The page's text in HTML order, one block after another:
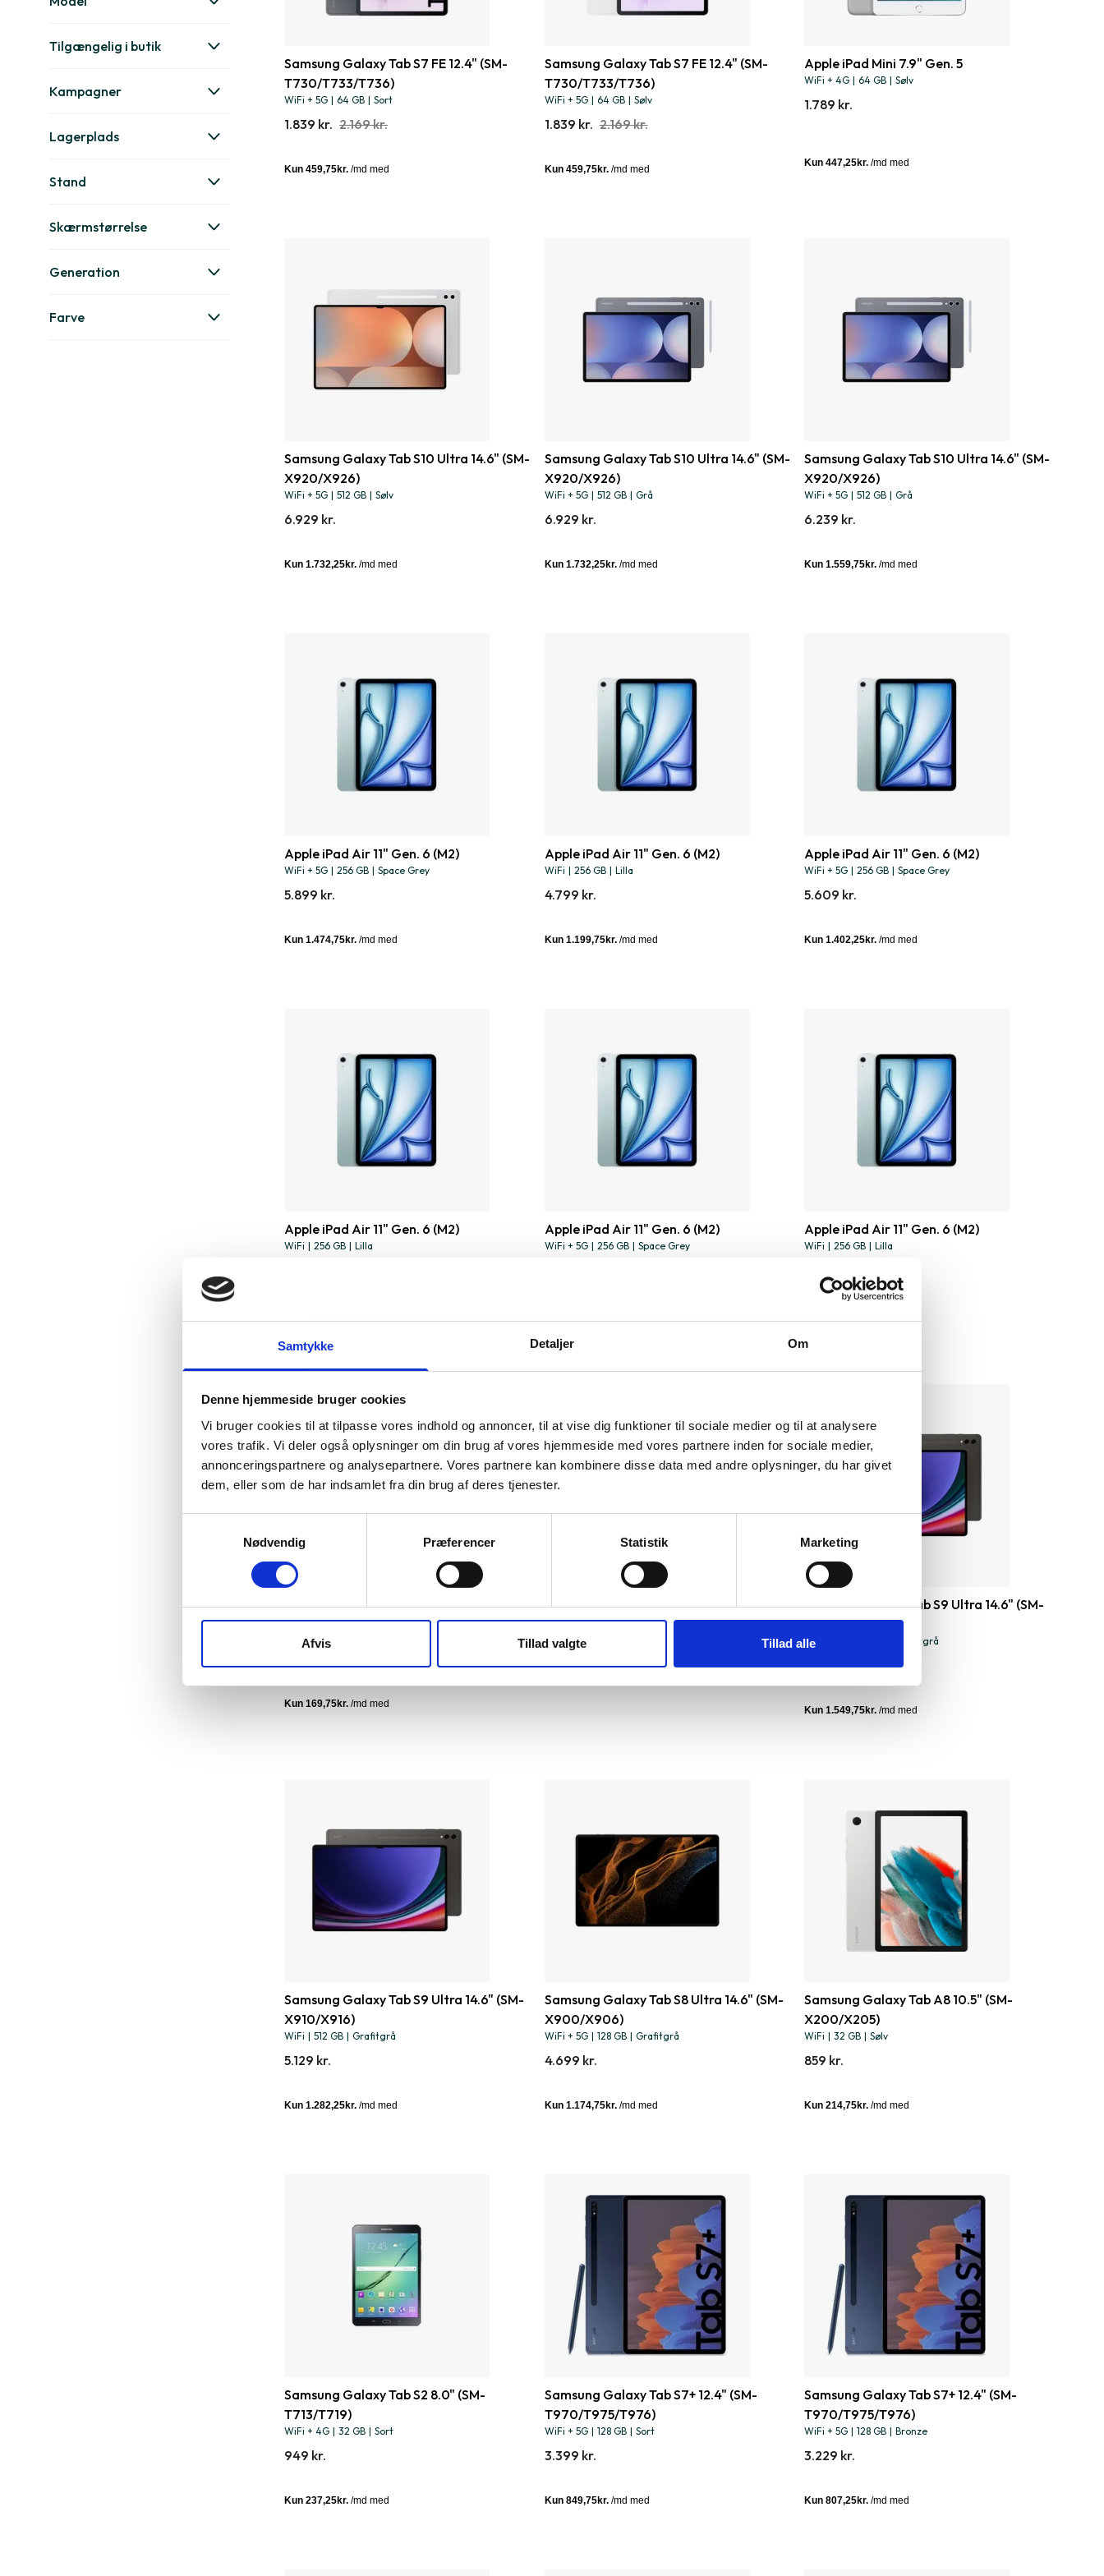
Samtykke Detaljer Om
Denne hjemmeside bruger cookies
Vi bruger cookies til at tilpasse vores indhold og annoncer, til at vise dig funktioner til sociale medier og til at analysere
vores trafik. Vi deler også oplysninger om din brug af vores hjemmeside med vores partnere inden for sociale medier,
annonceringspartnere og analysepartnere. Vores partnere kan kombinere disse data med andre oplysninger, du har givet
dem, eller som de har indsamlet fra din brug af deres tjenester.
Nødvendig
Præferencer Statistik Marketing
Afvis Tillad valgte Tillad alle
Tilgængelig i butik
Kampagner
Lagerplads
Stand
Skærmstørrelse
Generation
Farve
Samsung Galaxy Tab S7 FE 12.4" (SM-
T730/T733/T736)
WiFi + 5G | 64 GB | Sort
1.839 kr. 2.169 kr.
Samsung Galaxy Tab S7 FE 12.4" (SM-
T730/T733/T736)
WiFi + 5G | 64 GB | Sølv
1.839 kr. 2.169 kr.
Apple iPad Mini 7.9" Gen. 5
WiFi + 4G | 64 GB | Sølv
1.789 kr.
Samsung Galaxy Tab S10 Ultra 14.6" (SM-
X920/X926)
WiFi + 5G | 512 GB | Sølv
6.929 kr.
Samsung Galaxy Tab S10 Ultra 14.6" (SM-
X920/X926)
WiFi + 5G | 512 GB | Grå
6.929 kr.
Samsung Galaxy Tab S10 Ultra 14.6" (SM-
X920/X926)
WiFi + 5G | 512 GB | Grå
6.239 kr.
Apple iPad Air 11" Gen. 6 (M2)
WiFi + 5G | 256 GB | Space Grey
5.899 kr.
Apple iPad Air 11" Gen. 6 (M2)
WiFi | 256 GB | Lilla
4.799 kr.
Apple iPad Air 11" Gen. 6 (M2)
WiFi + 5G | 256 GB | Space Grey
5.609 kr.
Apple iPad Air 11" Gen. 6 (M2)
WiFi | 256 GB | Lilla
Apple iPad Air 11" Gen. 6 (M2)
WiFi + 5G | 256 GB | Space Grey
Apple iPad Air 11" Gen. 6 (M2)
WiFi | 256 GB | Lilla
Apple iPad Air 9.7" Gen. 2
WiFi | 64 GB | Sølv
679 kr.
Apple iPad Air 10.9" Gen. 5
WiFi | 64 GB | Stjerneskær
2.859 kr.
Samsung Galaxy Tab S9 Ultra 14.6" (SM-
X910/X916)
WiFi + 5G Grafitgrå
6.199 kr.
Samsung Galaxy Tab S9 Ultra 14.6" (SM-
X910/X916)
WiFi | 512 GB | Grafitgrå
5.129 kr.
Samsung Galaxy Tab S8 Ultra 14.6" (SM-
X900/X906)
WiFi + 5G | 128 GB | Grafitgrå
4.699 kr.
Samsung Galaxy Tab A8 10.5" (SM-
X200/X205)
WiFi | 32 GB | Sølv
859 kr.
Samsung Galaxy Tab S2 8.0" (SM-
T713/T719)
WiFi + 4G | 32 GB | Sort
949 kr.
Samsung Galaxy Tab S7+ 12.4" (SM-
T970/T975/T976)
WiFi + 5G | 128 GB | Sort
3.399 kr.
Samsung Galaxy Tab S7+ 12.4" (SM-
T970/T975/T976)
WiFi + 5G | 128 GB | Bronze
3.229 kr.